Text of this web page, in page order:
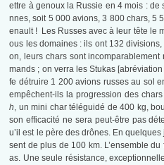
ettre à genoux la Russie en 4 mois :
nnes, soit 5 000 avions, 3 800 chars, 5
enault ! Les Russes avec à leur tête le
ous les domaines : ils ont 132
on, leurs chars sont
mands ; on verra les Stukas
fe détruire 1 200 avions russes au sol
empêchent-ils la progression des
h, un mini char téléguidé de 400 kg,
son efficacité ne sera peut-être pas
u’il est le père des drônes. En
sent de plus de 100 km. L’ensemble
as. Une seule résistance,